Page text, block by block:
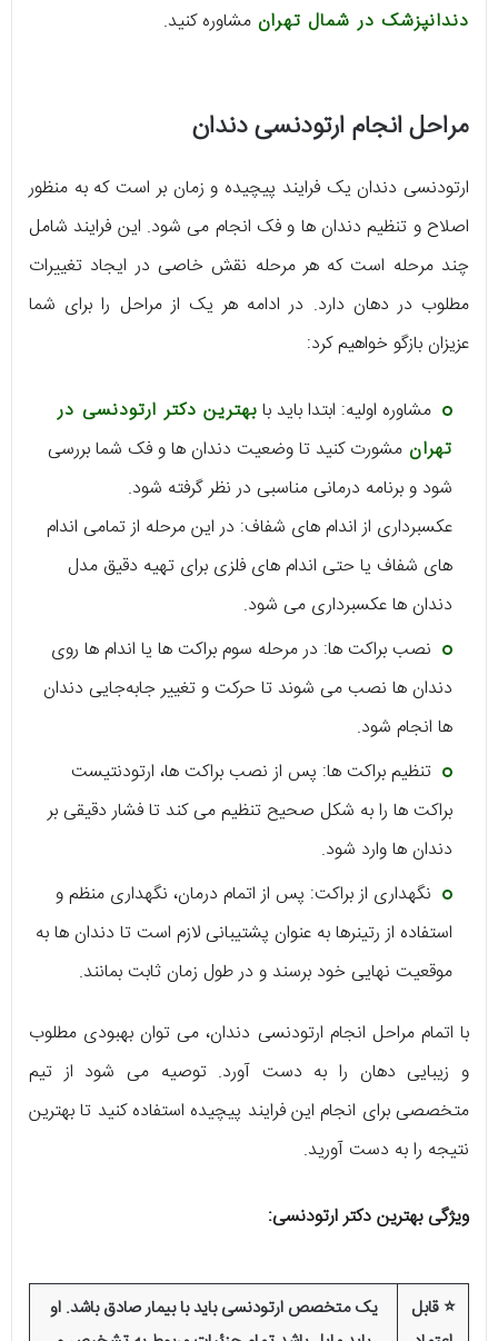
دندانپزشک در شمال تهران مشاوره کنید.
مراحل انجام ارتودنسی دندان
ارتودنسی دندان یک فرایند پیچیده و زمان ‌بر است که به منظور
اصلاح و تنظیم دندان ‌ها و فک ‌انجام می ‌شود. این فرایند شامل
چند مرحله است که هر مرحله نقش خاصی در ایجاد تغییرات
مطلوب در دهان دارد. در ادامه هر یک از مراحل را برای شما
عزیزان بازگو خواهیم کرد:
مشاوره اولیه: ابتدا باید بابهترین دکتر ارتودنسی در
تهران مشورت کنید تا وضعیت دندان‌ ها و فک ‌شما بررسی
شود و برنامه درمانی مناسبی در نظر گرفته شود.
عکسبرداری از اندام ‌های شفاف: در این مرحله از تمامی اندام
‌های شفاف یا حتی اندام ‌های فلزی برای تهیه دقیق مدل
دندان ‌ها عکسبرداری می ‌شود.
نصب براکت‌ ها: در مرحله سوم براکت‌ ‌ها یا اندام ‌ها روی
دندان‌ ها نصب می ‌شوند تا حرکت و تغییر جابه‌جایی دندان‌
ها انجام شود.
تنظیم براکت‌ ها: پس از نصب براکت‌ ‌ها، ارتودنتیست
براکت‌ ‌ها را به شکل صحیح تنظیم می ‌کند تا فشار دقیقی بر
دندان ‌ها وارد شود.
نگهداری از براکت: پس از اتمام درمان، نگهداری منظم و
استفاده از رتینرها به عنوان پشتیبانی لازم است تا دندان‌ ‌ها به
موقعیت نهایی خود برسند و در طول زمان ثابت بمانند.
با اتمام مراحل انجام ارتودنسی دندان، می‌ توان بهبودی مطلوب
و زیبایی دهان را به دست آورد. توصیه می ‌شود از تیم
متخصصی برای انجام این فرایند پیچیده استفاده کنید تا بهترین
نتیجه را به دست آورید.
ویژگی بهترین دکتر ارتودنسی:
⭐ قابل‌
یک متخصص ارتودنسی باید با بیمار صادق باشد. او